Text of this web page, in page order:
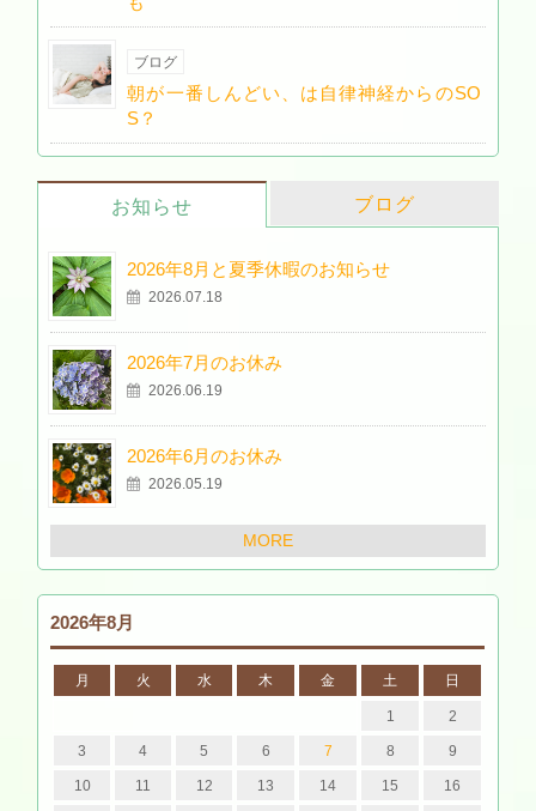
ブログ
朝が一番しんどい、は自律神経からのSO
S？
お知らせ ブログ
2026年8月と夏季休暇のお知らせ
2026.07.18
2026年7月のお休み
2026.06.19
2026年6月のお休み
2026.05.19
MORE
2026年8月
月 火 水 木 金 土 日
1 2
3 4 5 6 7 8 9
10 11 12 13 14 15 16